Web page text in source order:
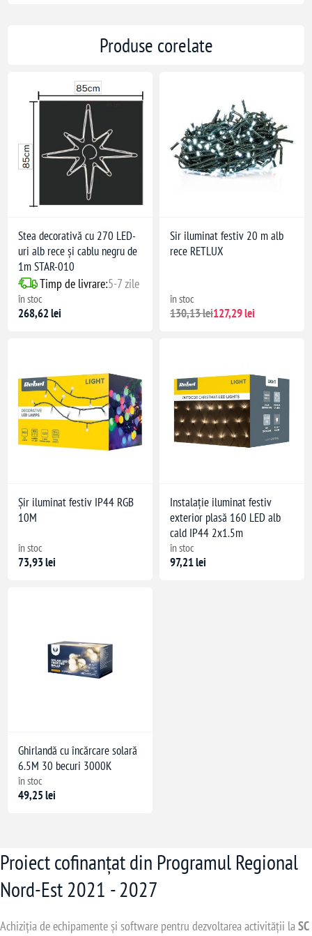
Produse corelate
Stea decorativă cu 270 LED-
uri alb rece și cablu negru de
1m STAR-010
Timp de livrare:5-7 zile
în stoc
268,62 lei
Sir iluminat festiv 20 m alb
rece RETLUX
în stoc
130,13 lei127,29 lei
Șir iluminat festiv IP44 RGB
10M
în stoc
73,93 lei
Instalație iluminat festiv
exterior plasă 160 LED alb
cald IP44 2x1.5m
în stoc
97,21 lei
Ghirlandă cu încărcare solară
6.5M 30 becuri 3000K
în stoc
49,25 lei
Proiect cofinanțat din Programul Regional
Nord-Est 2021 - 2027
Achiziția de echipamente și software pentru dezvoltarea activității laSC